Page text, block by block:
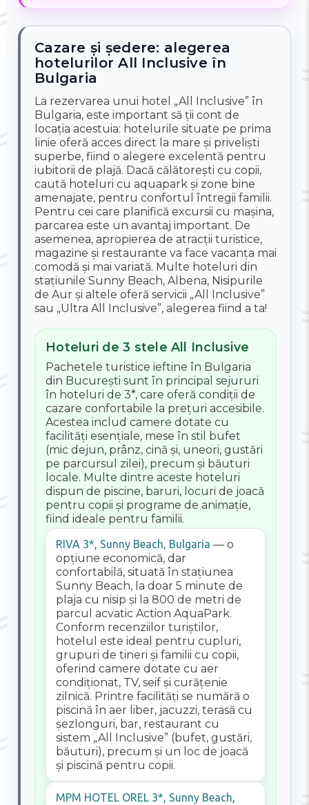
Cazare și ședere: alegerea
hotelurilor All Inclusive în
Bulgaria
La rezervarea unui hotel „All Inclusive” în
Bulgaria, este important să ții cont de
locația acestuia: hotelurile situate pe prima
linie oferă acces direct la mare și priveliști
superbe, fiind o alegere excelentă pentru
iubitorii de plajă. Dacă călătorești cu copii,
caută hoteluri cu aquapark și zone bine
amenajate, pentru confortul întregii familii.
Pentru cei care planifică excursii cu mașina,
parcarea este un avantaj important. De
asemenea, apropierea de atracții turistice,
magazine și restaurante va face vacanța mai
comodă și mai variată. Multe hoteluri din
stațiunile Sunny Beach, Albena, Nisipurile
de Aur și altele oferă servicii „All Inclusive”
sau „Ultra All Inclusive”, alegerea fiind a ta!
Hoteluri de 3 stele All Inclusive
Pachetele turistice ieftine în Bulgaria
din București sunt în principal sejururi
în hoteluri de 3*, care oferă condiții de
cazare confortabile la prețuri accesibile.
Acestea includ camere dotate cu
facilități esențiale, mese în stil bufet
(mic dejun, prânz, cină și, uneori, gustări
pe parcursul zilei), precum și băuturi
locale. Multe dintre aceste hoteluri
dispun de piscine, baruri, locuri de joacă
pentru copii și programe de animație,
fiind ideale pentru familii.
RIVA 3*, Sunny Beach, Bulgaria — o
opțiune economică, dar
confortabilă, situată în stațiunea
Sunny Beach, la doar 5 minute de
plaja cu nisip și la 800 de metri de
parcul acvatic Action AquaPark.
Conform recenziilor turiștilor,
hotelul este ideal pentru cupluri,
grupuri de tineri și familii cu copii,
oferind camere dotate cu aer
condiționat, TV, seif și curățenie
zilnică. Printre facilități se numără o
piscină în aer liber, jacuzzi, terasă cu
șezlonguri, bar, restaurant cu
sistem „All Inclusive” (bufet, gustări,
băuturi), precum și un loc de joacă
și piscină pentru copii.
MPM HOTEL OREL 3*, Sunny Beach,